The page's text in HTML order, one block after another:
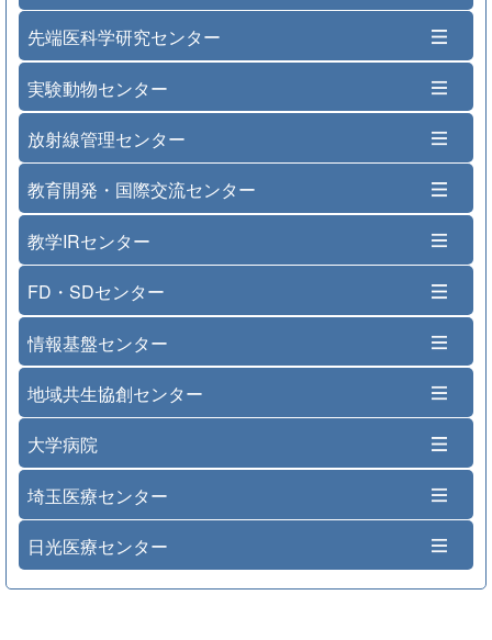
先端医科学研究センター
実験動物センター
放射線管理センター
教育開発・国際交流センター
教学IRセンター
FD・SDセンター
情報基盤センター
地域共生協創センター
大学病院
埼玉医療センター
日光医療センター